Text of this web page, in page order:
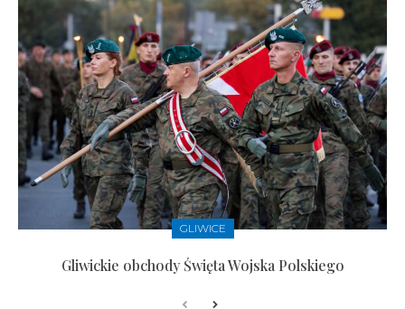
GLIWICE
Gliwickie obchody Święta Wojska Polskiego